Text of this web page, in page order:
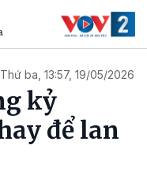
Thứ ba, 13:57, 19/05/2026
kỷ
để lan